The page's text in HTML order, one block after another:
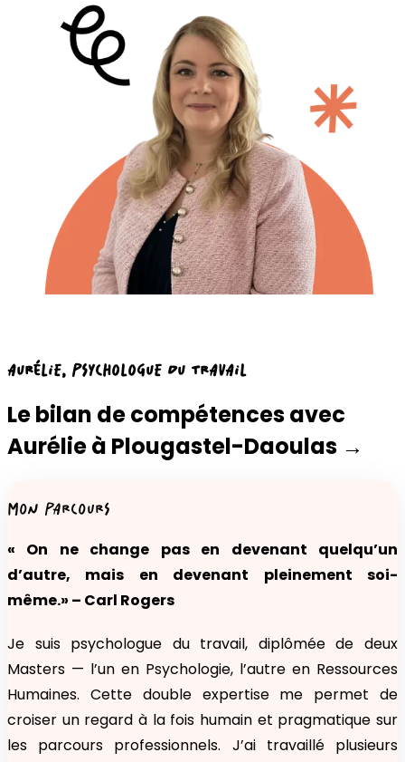
AURÉLIE, PSYCHOLOGUE DU TRAVAIL
Le bilan de compétences avec
Aurélieà Plougastel-Daoulas →
MON PARCOURS
« On ne change pas en devenant quelqu’un
d’autre, mais en devenant pleinement soi-
même.» – Carl Rogers
Je suis psychologue du travail, diplômée de deux
Masters — l’un en Psychologie, l’autre en Ressources
Humaines. Cette double expertise me permet de
croiser un regard à la fois humain et pragmatique sur
les parcours professionnels. J’ai travaillé plusieurs